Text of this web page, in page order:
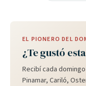
EL PIONERO DEL
¿Te gustó
Recibí cada
Pinamar, Cariló,